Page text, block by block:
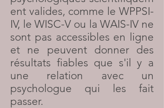
ent valides, comme le WPPSI-
IV, le WISC-V ou la WAIS-IV ne
sont pas accessibles en ligne
et ne peuvent donner des
résultats fiables que s'il y a
une relation avec un
psychologue qui les fait
passer.